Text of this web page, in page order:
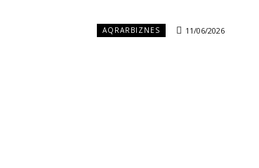
AQRARBIZNES 11/06/2026